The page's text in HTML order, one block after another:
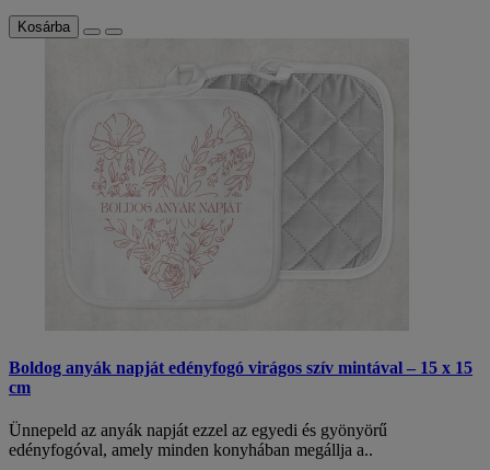
Kosárba
Boldog anyák napját edényfogó virágos szív mintával – 15 x 15
cm
Ünnepeld az anyák napját ezzel az egyedi és gyönyörű
edényfogóval, amely minden konyhában megállja a..